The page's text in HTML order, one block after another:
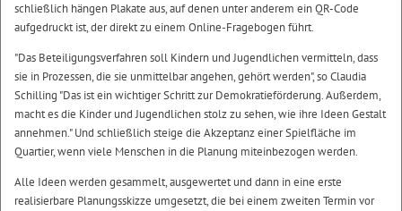
schließlich hängen Plakate aus, auf denen unter anderem ein QR-Code
aufgedruckt ist, der direkt zu einem Online-Fragebogen führt.
"Das Beteiligungsverfahren soll Kindern und Jugendlichen vermitteln, dass
sie in Prozessen, die sie unmittelbar angehen, gehört werden", so Claudia
Schilling "Das ist ein wichtiger Schritt zur Demokratieförderung. Außerdem,
macht es die Kinder und Jugendlichen stolz zu sehen, wie ihre Ideen Gestalt
annehmen." Und schließlich steige die Akzeptanz einer Spielfläche im
Quartier, wenn viele Menschen in die Planung miteinbezogen werden.
Alle Ideen werden gesammelt, ausgewertet und dann in eine erste
realisierbare Planungsskizze umgesetzt, die bei einem zweiten Termin vor